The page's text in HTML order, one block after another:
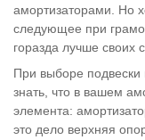
амортизаторами. Но
следующее при
горазда лучше своих
При выборе подвески
знать, что в вашем
элемента:
это дело верхняя